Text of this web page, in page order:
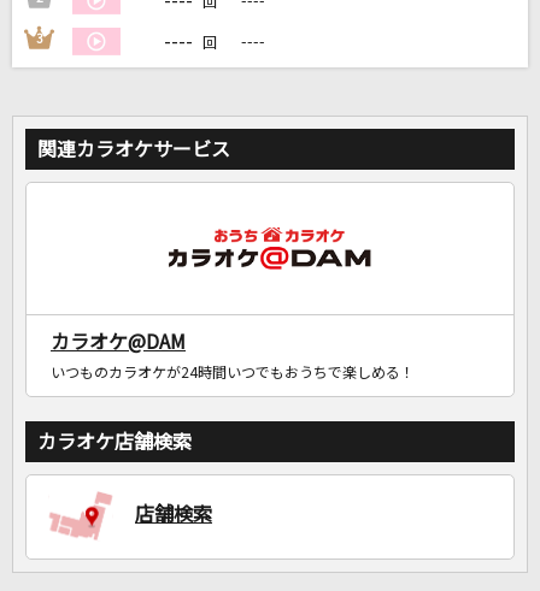
自宅でカラオケ歌い放題！
家族や友達と一緒に！練習にも！
3 ---- 回 ----
関連カラオケサービス
カラオケ@DAM
いつものカラオケが24時間いつでもおうちで楽しめる！
カラオケ店舗検索
店舗検索